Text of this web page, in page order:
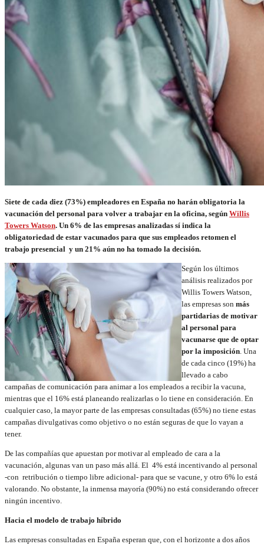
Siete de cada diez (73%) empleadores en España no harán obligatoria la
vacunación del personal para volver a trabajar en la oficina, según Willis
Towers Watson. Un 6% de las empresas analizadas sí indica la
obligatoriedad de estar vacunados para que sus empleados retomen el
trabajo presencial y un 21% aún no ha tomado la decisión.
Según los últimos
análisis realizados por
Willis Towers Watson,
las empresas son más
partidarias de motivar
al personal para
vacunarse que de optar
por la imposición. Una
de cada cinco (19%) ha
llevado a cabo
campañas de comunicación para animar a los empleados a recibir la vacuna,
mientras que el 16% está planeando realizarlas o lo tiene en consideración. En
cualquier caso, la mayor parte de las empresas consultadas (65%) no tiene estas
campañas divulgativas como objetivo o no están seguras de que lo vayan a
tener.
De las compañías que apuestan por motivar al empleado de cara a la
vacunación, algunas van un paso más allá. El 4% está incentivando al personal
-con retribución o tiempo libre adicional- para que se vacune, y otro 6% lo está
valorando. No obstante, la inmensa mayoría (90%) no está considerando ofrecer
ningún incentivo.
Hacia el modelo de trabajo híbrido
Las empresas consultadas en España esperan que, con el horizonte a dos años